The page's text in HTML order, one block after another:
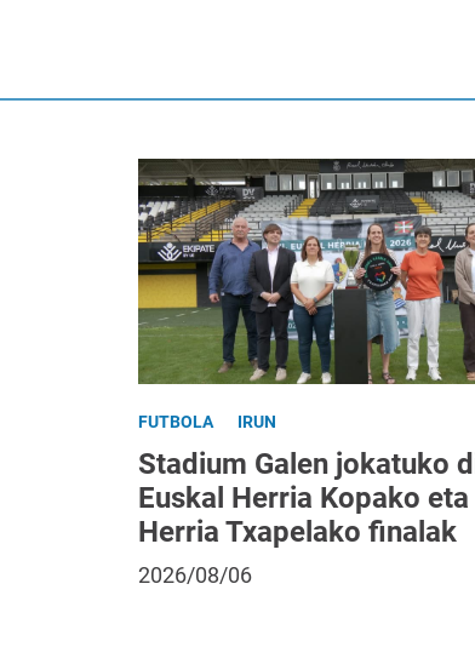
FUTBOLA IRUN
Stadium Galen jokatuko
Euskal Herria Kopako eta
Herria Txapelako finalak
2026/08/06